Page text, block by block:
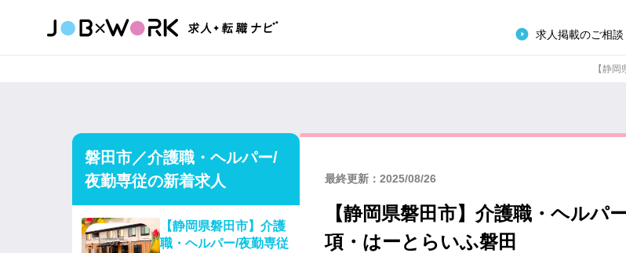
求人掲載のご相
【静
最終更新：2025/08/26
【静岡県磐田市】介護職・ヘル
項・はーとらいふ磐田
磐田市／介護職・ヘルパー/
夜勤専従の新着求人
【静岡県磐田市】介護
職・ヘルパー/夜勤専従